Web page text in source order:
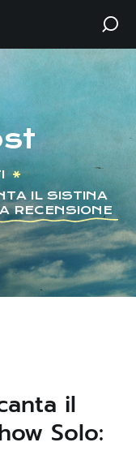
IL SISTINA
RECENSIONE
il
Solo: